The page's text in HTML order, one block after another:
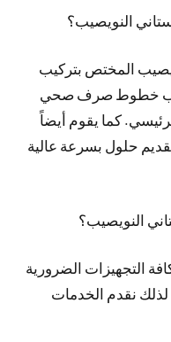
النويصيب؟
المختص بتركيب
خطوط صرف صحي
كما يقوم أيضاً
حلول بسرعة عالية
النويصيب؟
التجهيزات الضرورية
لذلك نقدم الخدمات